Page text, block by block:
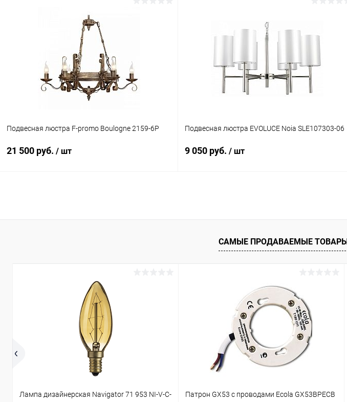
В корзину
В наличии
Подвесная люстра F-promo Boulogne 2159-6P
21 500 руб. / шт
Купить в 1 клик Сравнение
Подвесная люстра EVOLUCE Noia SLE107303-06
9 050 руб. / шт
Купить в 1 клик Сравнение
В избранное В наличии
САМЫЕ ПРОДАВАЕМЫЕ ТОВАРЫ
Лампа дизайнерская Navigator 71 953 NI-V-C-
Патрон GX53 с проводами Ecola GX53BPECB